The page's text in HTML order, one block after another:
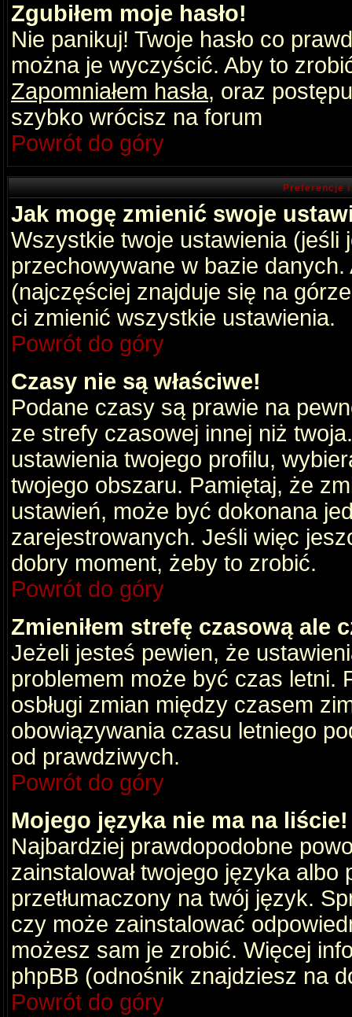
Zgubiłem moje hasło!
Nie panikuj! Twoje hasło co
można je wyczyścić. Aby to
Zapomniałem hasła, oraz
szybko wrócisz na forum
Powrót do góry
Preferencje
Jak mogę zmienić swoje
Wszystkie twoje ustawienia (jeśli
przechowywane w bazie
(najczęściej znajduje się na
ci zmienić wszystkie ustawienia.
Powrót do góry
Czasy nie są właściwe!
Podane czasy są prawie na
ze strefy czasowej innej niż
ustawienia twojego profilu,
twojego obszaru. Pamiętaj, że
ustawień, może być dokonana
zarejestrowanych. Jeśli więc
dobry moment, żeby to zrobić.
Powrót do góry
Zmieniłem strefę czasową ale
Jeżeli jesteś pewien, że
problemem może być czas letni.
osbługi zmian między czasem
obowiązywania czasu letniego
od prawdziwych.
Powrót do góry
Mojego języka nie ma na liście!
Najbardziej prawdopodobne
zainstalował twojego języka albo
przetłumaczony na twój język.
czy może zainstalować
możesz sam je zrobić. Więcej
phpBB (odnośnik znajdziesz na
Powrót do góry